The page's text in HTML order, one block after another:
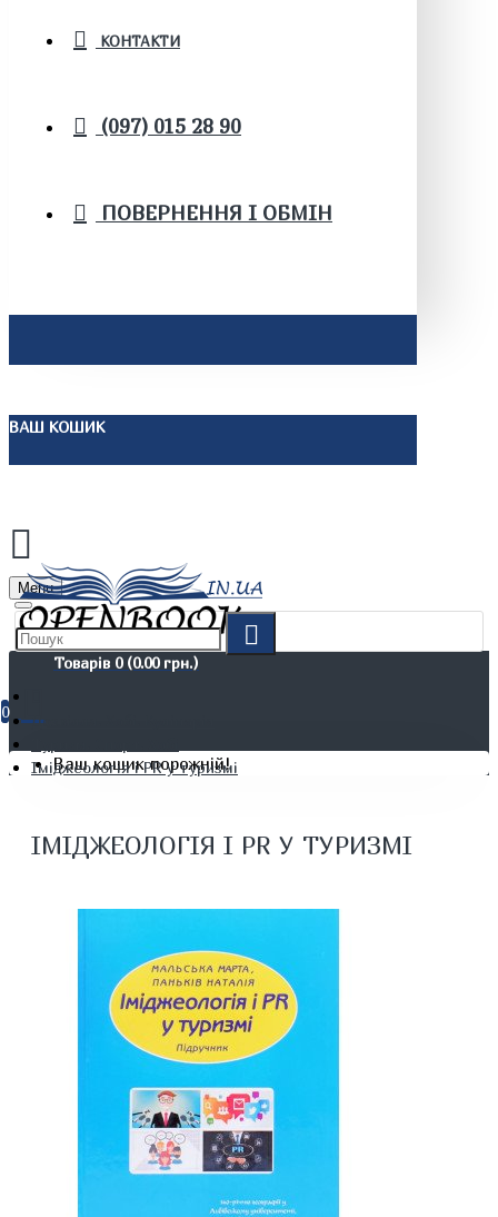
КОНТАКТИ
(097) 015 28 90
ПОВЕРНЕННЯ І ОБМІН
ВАШ КОШИК
Menu
Товарів 0 (0.00 грн.)
0
Ваш кошик порожній!
Дозвілля. Хобі. Кулінарія
Іміджеологія і PR у туризмі
ІМІДЖЕОЛОГІЯ І PR У ТУРИЗМІ